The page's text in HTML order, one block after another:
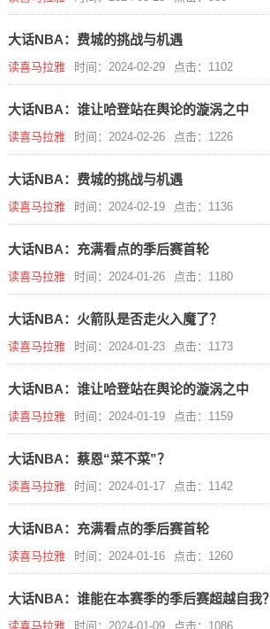
大话NBA：费城的挑战与机遇
读喜马拉雅 时间：2024-02-29 点击：1102
大话NBA：谁让哈登站在舆论的漩涡之中
读喜马拉雅 时间：2024-02-26 点击：1226
大话NBA：费城的挑战与机遇
读喜马拉雅 时间：2024-02-19 点击：1136
大话NBA：充满看点的季后赛首轮
读喜马拉雅 时间：2024-01-26 点击：1180
大话NBA：火箭队是否走火入魔了？
读喜马拉雅 时间：2024-01-23 点击：1173
大话NBA：谁让哈登站在舆论的漩涡之中
读喜马拉雅 时间：2024-01-19 点击：1159
大话NBA：蔡恩“菜不菜”？
读喜马拉雅 时间：2024-01-17 点击：1142
大话NBA：充满看点的季后赛首轮
读喜马拉雅 时间：2024-01-16 点击：1260
大话NBA：谁能在本赛季的季后赛超越自我？
读喜马拉雅 时间：2024-01-09 点击：1086